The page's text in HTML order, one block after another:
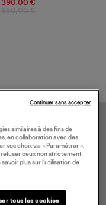
390,00 €
similaires à des fins de
en collaboration avec des
vos choix via « Paramétrer »,
refuser ceux non strictement
plus sur l’utilisation de
tous les cookies
Continuer sans accepter